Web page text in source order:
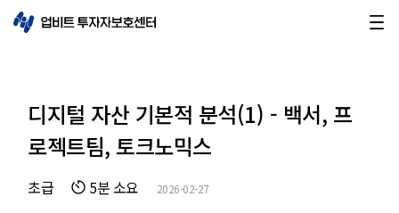
디지털 자산 기본적 분석(1) - 백서, 프
로젝트팀, 토크노믹스
초급 5분 소요 2026-02-27